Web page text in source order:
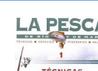
Ver
imagen
más
grande